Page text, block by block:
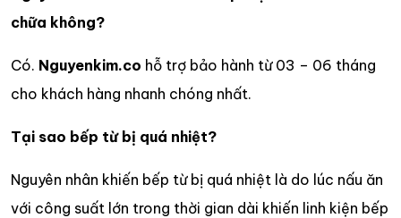
chữa không?
Có. Nguyenkim.co hỗ trợ bảo hành từ 03 – 06 tháng
cho khách hàng nhanh chóng nhất.
Tại sao bếp từ bị quá nhiệt?
Nguyên nhân khiến bếp từ bị quá nhiệt là do lúc nấu ăn
với công suất lớn trong thời gian dài khiến linh kiện bếp